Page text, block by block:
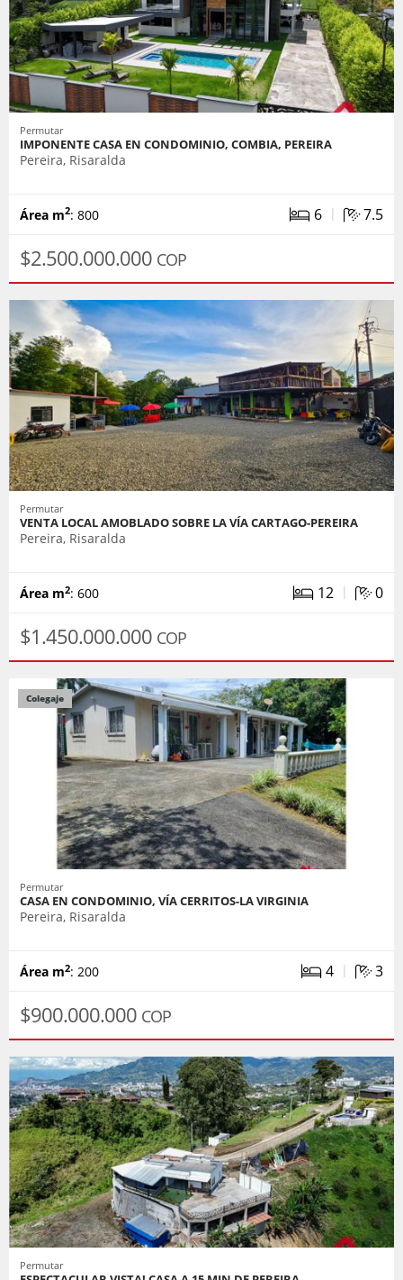
Permutar
IMPONENTE CASA EN CONDOMINIO, COMBIA, PEREIRA
Pereira, Risaralda
Área m2: 800 6 | 7.5
$2.500.000.000 COP
Permutar
VENTA LOCAL AMOBLADO SOBRE LA VÍA CARTAGO-PEREIRA
Pereira, Risaralda
Área m2: 600 12 | 0
$1.450.000.000 COP
Colegaje
Permutar
CASA EN CONDOMINIO, VÍA CERRITOS-LA VIRGINIA
Pereira, Risaralda
Área m2: 200 4 | 3
$900.000.000 COP
Permutar